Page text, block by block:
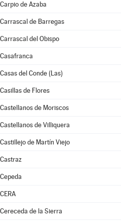
Carpio de Azaba
Carrascal de Barregas
Carrascal del Obispo
Casafranca
Casas del Conde (Las)
Casillas de Flores
Castellanos de Moriscos
Castellanos de Villiquera
Castillejo de Martín Viejo
Castraz
Cepeda
CERA
Cereceda de la Sierra